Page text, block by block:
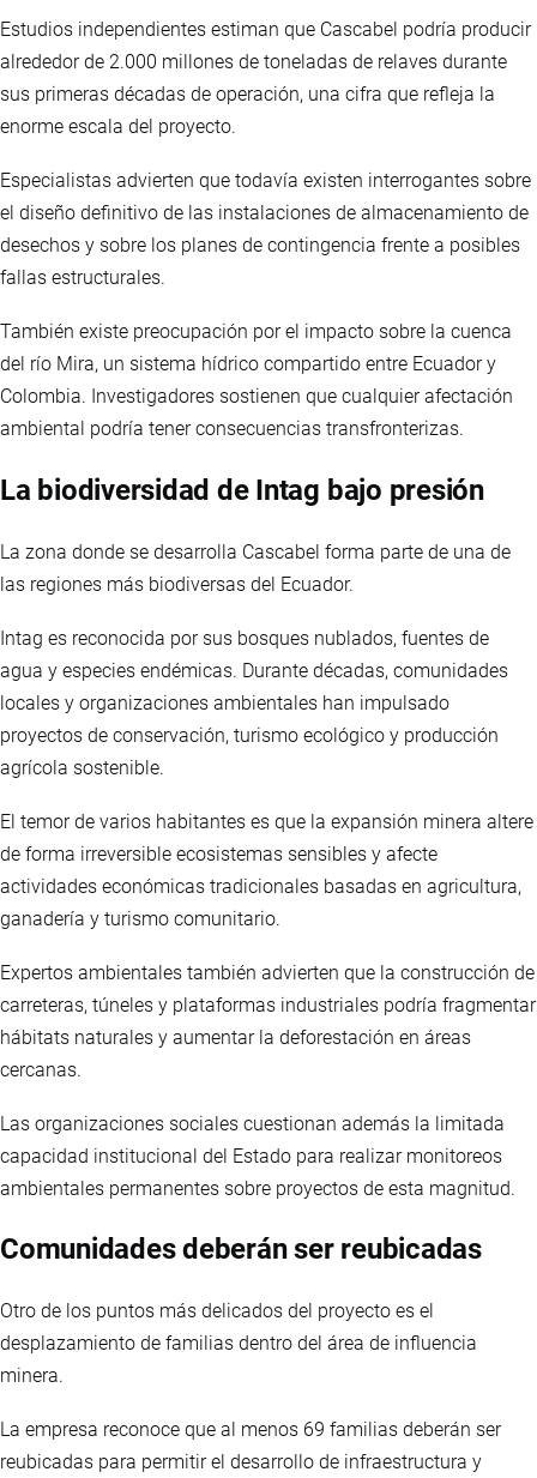
Estudios independientes estiman que Cascabel podría producir
alrededor de 2.000 millones de toneladas de relaves durante
sus primeras décadas de operación, una cifra que refleja la
enorme escala del proyecto.
Especialistas advierten que todavía existen interrogantes sobre
el diseño definitivo de las instalaciones de almacenamiento de
desechos y sobre los planes de contingencia frente a posibles
fallas estructurales.
También existe preocupación por el impacto sobre la cuenca
del río Mira, un sistema hídrico compartido entre Ecuador y
Colombia. Investigadores sostienen que cualquier afectación
ambiental podría tener consecuencias transfronterizas.
La biodiversidad de Intag bajo presión
La zona donde se desarrolla Cascabel forma parte de una de
las regiones más biodiversas del Ecuador.
Intag es reconocida por sus bosques nublados, fuentes de
agua y especies endémicas. Durante décadas, comunidades
locales y organizaciones ambientales han impulsado
proyectos de conservación, turismo ecológico y producción
agrícola sostenible.
El temor de varios habitantes es que la expansión minera altere
de forma irreversible ecosistemas sensibles y afecte
actividades económicas tradicionales basadas en agricultura,
ganadería y turismo comunitario.
Expertos ambientales también advierten que la construcción de
carreteras, túneles y plataformas industriales podría fragmentar
hábitats naturales y aumentar la deforestación en áreas
cercanas.
Las organizaciones sociales cuestionan además la limitada
capacidad institucional del Estado para realizar monitoreos
ambientales permanentes sobre proyectos de esta magnitud.
Comunidades deberán ser reubicadas
Otro de los puntos más delicados del proyecto es el
desplazamiento de familias dentro del área de influencia
minera.
La empresa reconoce que al menos 69 familias deberán ser
reubicadas para permitir el desarrollo de infraestructura y